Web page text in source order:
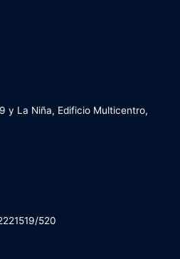
y La Niña, Edificio Multicentro,
520